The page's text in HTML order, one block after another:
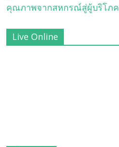
คุณภาพจากสหกรณ์สู่ผู้บริโภค
Live Online